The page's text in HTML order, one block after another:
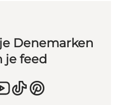
Denemarken
je feed